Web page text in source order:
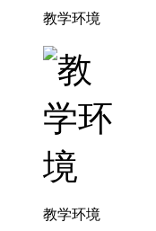
教学环境
教学环境